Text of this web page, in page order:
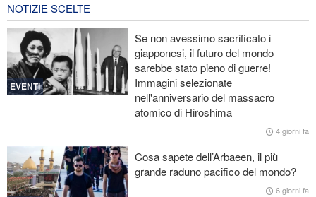
Portavoce dell’Esercito iraniano: L’ordine iraniano nello Stretto di
Hormuz è irreversibile
Ex segretaria di Stato Usa: La Casa Bianca di Trump ricorda i
palazzi di Saddam ai tempi della sua caduta
CNN rivela: Capo degli Stati maggiori Usa cerca una via d’uscita
Le Guardie della Rivoluzione: L’ammissione dei media stranieri
della sconfitta di Trump è il risultato dell’impegno dei media
rivoluzionari
NOTIZIE SCELTE
EVENTI
Se non avessimo sacrificato i
giapponesi, il futuro del mondo
sarebbe stato pieno di guerre!
Immagini selezionate
nell'anniversario del massacro
atomico di Hiroshima
4 giorni fa
Cosa sapete dell’Arbaeen, il più
grande raduno pacifico del mondo?
6 giorni fa